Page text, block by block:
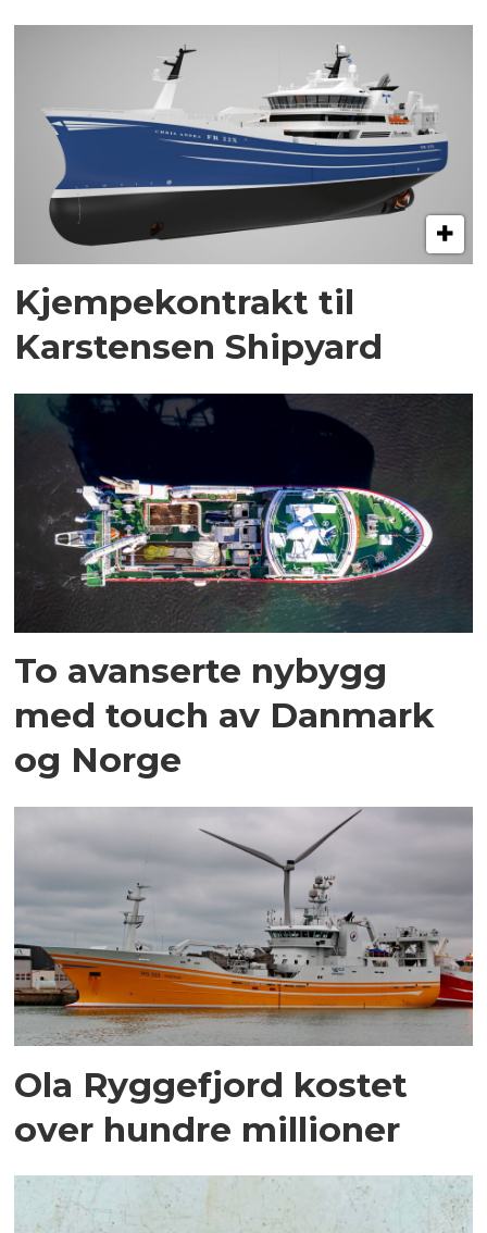
Kjempekontrakt til
Karstensen Shipyard
To avanserte nybygg
med touch av Danmark
og Norge
Ola Ryggefjord kostet
over hundre millioner